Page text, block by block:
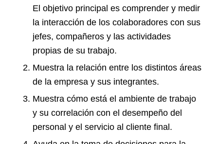
El objetivo principal es comprender y medir
la interacción de los colaboradores con sus
jefes, compañeros y las actividades
propias de su trabajo.
Muestra la relación entre los distintos áreas
de la empresa y sus integrantes.
Muestra cómo está el ambiente de trabajo
y su correlación con el desempeño del
personal y el servicio al cliente final.